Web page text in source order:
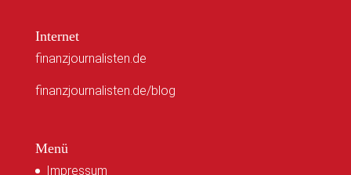
Internet
finanzjournalisten.de
finanzjournalisten.de/blog
Menü
Impressum